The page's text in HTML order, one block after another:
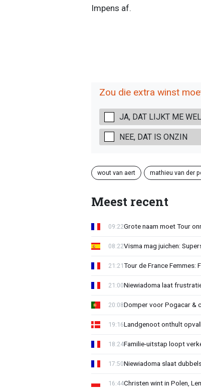
Impens af.
Zou die extra winst
JA, DAT LIJKT ME
NEE, DAT IS ONZIN
wout van aert mathieu van der
Meest recent
Grote naam moet Tour
09:22
Visma mag juichen:
08:22
Tour de France Femmes:
21:21
Niewiadoma laat
21:00
Domper voor Pogacar &
20:08
Landgenoot onthult
19:16
Familie-uitstap loopt
18:24
Niewiadoma slaat
17:50
Christen wint in Polen,
16:44